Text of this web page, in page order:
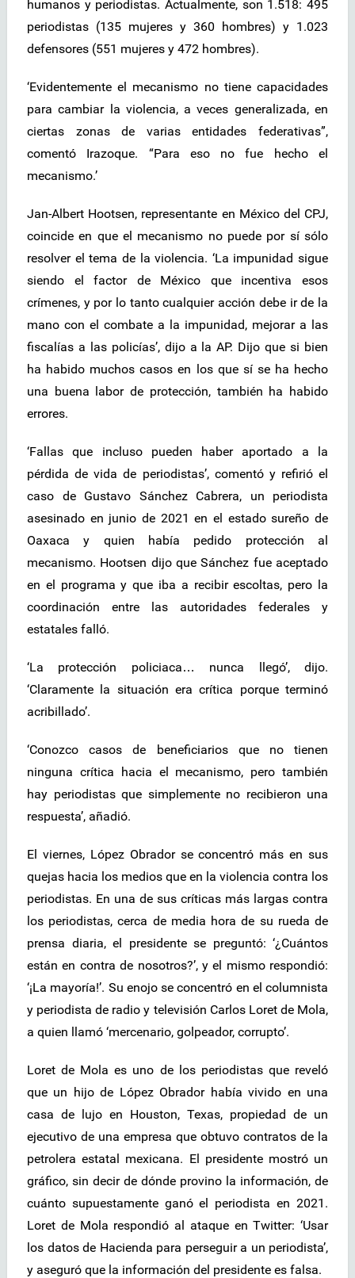
humanos y periodistas. Actualmente, son 1.518: 495
periodistas (135 mujeres y 360 hombres) y 1.023
defensores (551 mujeres y 472 hombres).
‘Evidentemente el mecanismo no tiene capacidades
para cambiar la violencia, a veces generalizada, en
ciertas zonas de varias entidades federativas”,
comentó Irazoque. “Para eso no fue hecho el
mecanismo.’
Jan-Albert Hootsen, representante en México del CPJ,
coincide en que el mecanismo no puede por sí sólo
resolver el tema de la violencia. ‘La impunidad sigue
siendo el factor de México que incentiva esos
crímenes, y por lo tanto cualquier acción debe ir de la
mano con el combate a la impunidad, mejorar a las
fiscalías a las policías’, dijo a la AP. Dijo que si bien
ha habido muchos casos en los que sí se ha hecho
una buena labor de protección, también ha habido
errores.
‘Fallas que incluso pueden haber aportado a la
pérdida de vida de periodistas’, comentó y refirió el
caso de Gustavo Sánchez Cabrera, un periodista
asesinado en junio de 2021 en el estado sureño de
Oaxaca y quien había pedido protección al
mecanismo. Hootsen dijo que Sánchez fue aceptado
en el programa y que iba a recibir escoltas, pero la
coordinación entre las autoridades federales y
estatales falló.
‘La protección policiaca… nunca llegó’, dijo.
‘Claramente la situación era crítica porque terminó
acribillado’.
‘Conozco casos de beneficiarios que no tienen
ninguna crítica hacia el mecanismo, pero también
hay periodistas que simplemente no recibieron una
respuesta’, añadió.
El viernes, López Obrador se concentró más en sus
quejas hacia los medios que en la violencia contra los
periodistas. En una de sus críticas más largas contra
los periodistas, cerca de media hora de su rueda de
prensa diaria, el presidente se preguntó: ‘¿Cuántos
están en contra de nosotros?’, y el mismo respondió:
‘¡La mayoría!’. Su enojo se concentró en el columnista
y periodista de radio y televisión Carlos Loret de Mola,
a quien llamó ‘mercenario, golpeador, corrupto’.
Loret de Mola es uno de los periodistas que reveló
que un hijo de López Obrador había vivido en una
casa de lujo en Houston, Texas, propiedad de un
ejecutivo de una empresa que obtuvo contratos de la
petrolera estatal mexicana. El presidente mostró ​​un
gráfico, sin decir de dónde provino la información, de
cuánto supuestamente ganó el periodista en 2021.
Loret de Mola respondió al ataque en Twitter: ‘Usar
los datos de Hacienda para perseguir a un periodista’,
y aseguró que la información del presidente es falsa.